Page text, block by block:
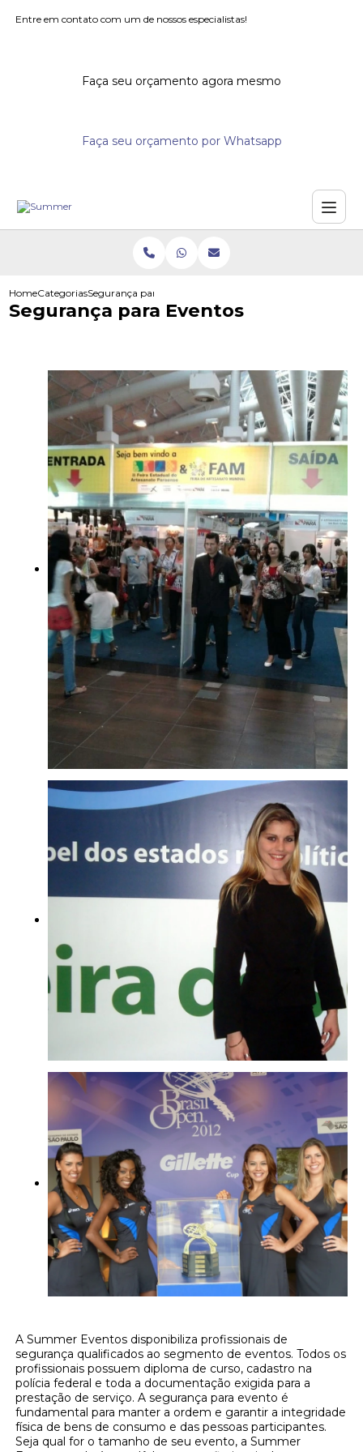
Entre em contato com um de nossos especialistas!
Faça seu orçamento agora mesmo
Faça seu orçamento por Whatsapp
HomeCategoriasSegurança para Eventos
Segurança para Eventos
A Summer Eventos disponibiliza profissionais de
segurança qualificados ao segmento de eventos. Todos os
profissionais possuem diploma de curso, cadastro na
polícia federal e toda a documentação exigida para a
prestação de serviço. A segurança para evento é
fundamental para manter a ordem e garantir a integridade
física de bens de consumo e das pessoas participantes.
Seja qual for o tamanho de seu evento, a Summer